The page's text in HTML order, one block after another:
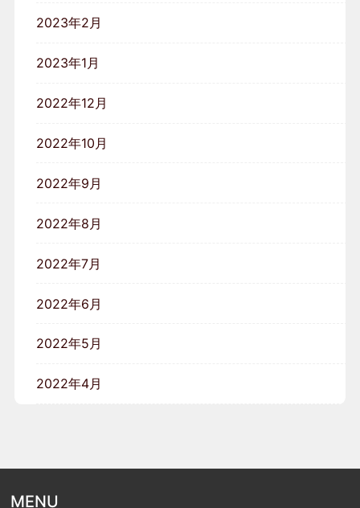
2023年2月
2023年1月
2022年12月
2022年10月
2022年9月
2022年8月
2022年7月
2022年6月
2022年5月
2022年4月
MENU